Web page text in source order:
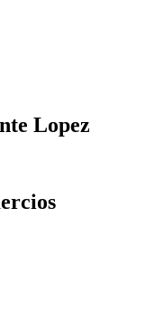
Lopez